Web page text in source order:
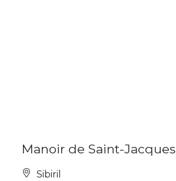
Manoir de Saint-Jacques
Sibiril